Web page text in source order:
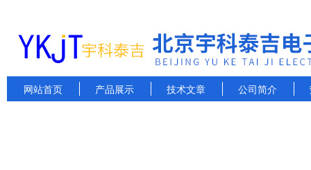
网站首页 产品展示 技术文章 公司简介